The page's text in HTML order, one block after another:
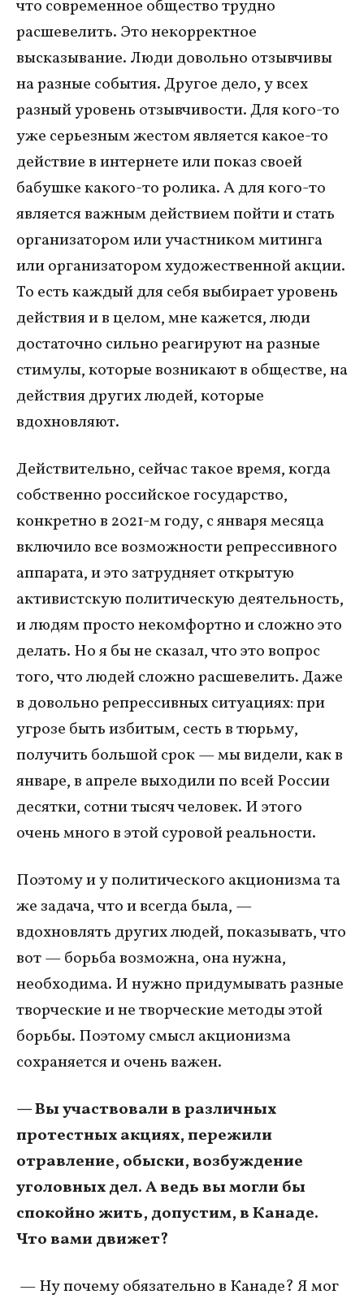
что современное общество трудно
расшевелить. Это некорректное
высказывание. Люди довольно отзывчивы
на разные события. Другое дело, у всех
разный уровень отзывчивости. Для кого-то
уже серьезным жестом является какое-то
действие в интернете или показ своей
бабушке какого-то ролика. А для кого-то
является важным действием пойти и стать
организатором или участником митинга
или организатором художественной акции.
То есть каждый для себя выбирает уровень
действия и в целом, мне кажется, люди
достаточно сильно реагируют на разные
стимулы, которые возникают в обществе, на
действия других людей, которые
вдохновляют.
Действительно, сейчас такое время, когда
собственно российское государство,
конкретно в 2021-м году, с января месяца
включило все возможности репрессивного
аппарата, и это затрудняет открытую
активистскую политическую деятельность,
и людям просто некомфортно и сложно это
делать. Но я бы не сказал, что это вопрос
того, что людей сложно расшевелить. Даже
в довольно репрессивных ситуациях: при
угрозе быть избитым, сесть в тюрьму,
получить большой срок — мы видели, как в
январе, в апреле выходили по всей России
десятки, сотни тысяч человек. И этого
очень много в этой суровой реальности.
Поэтому и у политического акционизма та
же задача, что и всегда была, —
вдохновлять других людей, показывать, что
вот — борьба возможна, она нужна,
необходима. И нужно придумывать разные
творческие и не творческие методы этой
борьбы. Поэтому смысл акционизма
сохраняется и очень важен.
— Вы участвовали в различных
протестных акциях, пережили
отравление, обыски, возбуждение
уголовных дел. А ведь вы могли бы
спокойно жить, допустим, в Канаде.
Что вами движет?
— Ну почему обязательно в Канаде? Я мог